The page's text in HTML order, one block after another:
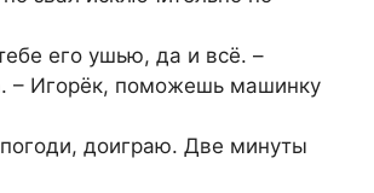
его ушью, да и всё. –
– Игорёк, поможешь машинку
доиграю. Две минуты